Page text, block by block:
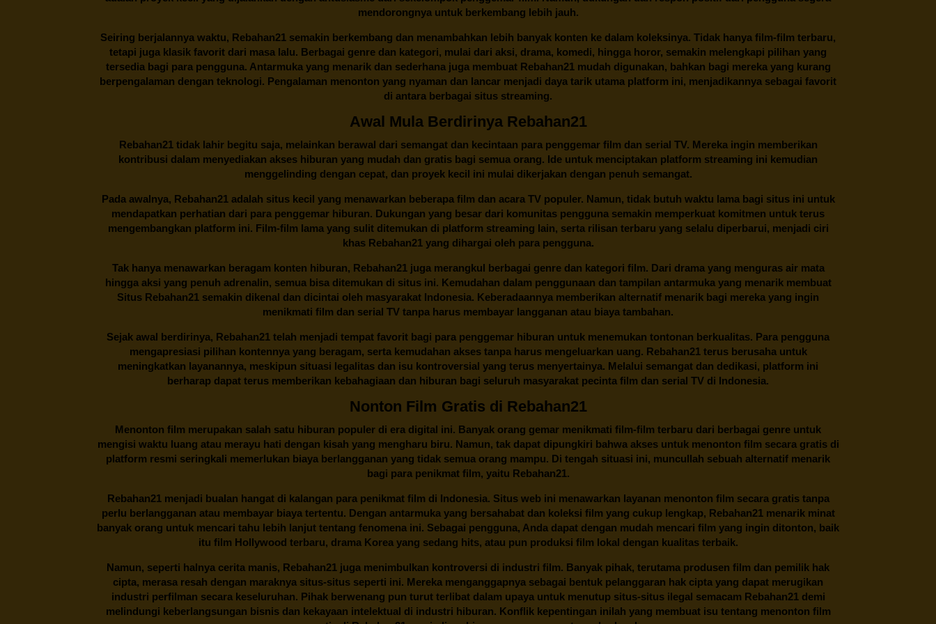
mendorongnya untuk berkembang lebih jauh.
Seiring berjalannya waktu, Rebahan21 semakin berkembang dan menambahkan lebih banyak konten ke dalam koleksinya. Tidak hanya film-film terbaru,
tetapi juga klasik favorit dari masa lalu. Berbagai genre dan kategori, mulai dari aksi, drama, komedi, hingga horor, semakin melengkapi pilihan yang
tersedia bagi para pengguna. Antarmuka yang menarik dan sederhana juga membuatRebahan21mudah digunakan, bahkan bagi mereka yang kurang
berpengalaman dengan teknologi. Pengalaman menonton yang nyaman dan lancar menjadi daya tarik utama platform ini, menjadikannya sebagai favorit
di antara berbagai situs streaming.
Awal Mula Berdirinya Rebahan21
Rebahan21tidak lahir begitu saja, melainkan berawal dari semangat dan kecintaan para penggemar film dan serial TV. Mereka ingin memberikan
kontribusi dalam menyediakan akses hiburan yang mudah dan gratis bagi semua orang. Ide untuk menciptakan platform streaming ini kemudian
menggelinding dengan cepat, dan proyek kecil ini mulai dikerjakan dengan penuh semangat.
Pada awalnya, Rebahan21adalah situs kecil yang menawarkan beberapa film dan acara TV populer. Namun, tidak butuh waktu lama bagi situs ini untuk
mendapatkan perhatian dari para penggemar hiburan. Dukungan yang besar dari komunitas pengguna semakin memperkuat komitmen untuk terus
mengembangkan platform ini. Film-film lama yang sulit ditemukan di platform streaming lain, serta rilisan terbaru yang selalu diperbarui, menjadi ciri
khas Rebahan21yang dihargai oleh para pengguna.
Tak hanya menawarkan beragam konten hiburan, Rebahan21 juga merangkul berbagai genre dan kategori film. Dari drama yang menguras air mata
hingga aksi yang penuh adrenalin, semua bisa ditemukan di situs ini. Kemudahan dalam penggunaan dan tampilan antarmuka yang menarik membuat
Situs Rebahan21 semakin dikenal dan dicintai oleh masyarakat Indonesia. Keberadaannya memberikan alternatif menarik bagi mereka yang ingin
menikmati film dan serial TV tanpa harus membayar langganan atau biaya tambahan.
Sejak awal berdirinya, Rebahan21 telah menjadi tempat favorit bagi para penggemar hiburan untuk menemukan tontonan berkualitas. Para pengguna
mengapresiasi pilihan kontennya yang beragam, serta kemudahan akses tanpa harus mengeluarkan uang. Rebahan21terus berusaha untuk
meningkatkan layanannya, meskipun situasi legalitas dan isu kontroversial yang terus menyertainya. Melalui semangat dan dedikasi, platform ini
berharap dapat terus memberikan kebahagiaan dan hiburan bagi seluruh masyarakat pecinta film dan serial TV di Indonesia.
Nonton Film Gratis di Rebahan21
Menonton film merupakan salah satu hiburan populer di era digital ini. Banyak orang gemar menikmati film-film terbaru dari berbagai genre untuk
mengisi waktu luang atau merayu hati dengan kisah yang mengharu biru. Namun, tak dapat dipungkiri bahwa akses untuk menonton film secara gratis di
platform resmi seringkali memerlukan biaya berlangganan yang tidak semua orang mampu. Di tengah situasi ini, muncullah sebuah alternatif menarik
bagi para penikmat film, yaitu Rebahan21.
Rebahan21menjadi bualan hangat di kalangan para penikmat film di Indonesia. Situs web ini menawarkan layanan menonton film secara gratis tanpa
perlu berlangganan atau membayar biaya tertentu. Dengan antarmuka yang bersahabat dan koleksi film yang cukup lengkap, Rebahan21menarik minat
banyak orang untuk mencari tahu lebih lanjut tentang fenomena ini. Sebagai pengguna, Anda dapat dengan mudah mencari film yang ingin ditonton, baik
itu film Hollywood terbaru, drama Korea yang sedang hits, atau pun produksi film lokal dengan kualitas terbaik.
Namun, seperti halnya cerita manis, Rebahan21 juga menimbulkan kontroversi di industri film. Banyak pihak, terutama produsen film dan pemilik hak
cipta, merasa resah dengan maraknya situs-situs seperti ini. Mereka menganggapnya sebagai bentuk pelanggaran hak cipta yang dapat merugikan
industri perfilman secara keseluruhan. Pihak berwenang pun turut terlibat dalam upaya untuk menutup situs-situs ilegal semacam Rebahan21 demi
melindungi keberlangsungan bisnis dan kekayaan intelektual di industri hiburan. Konflik kepentingan inilah yang membuat isu tentang menonton film